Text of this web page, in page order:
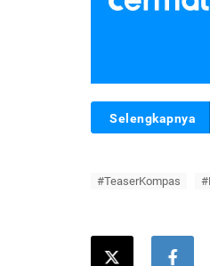
Selengkapnya
#TeaserKompas